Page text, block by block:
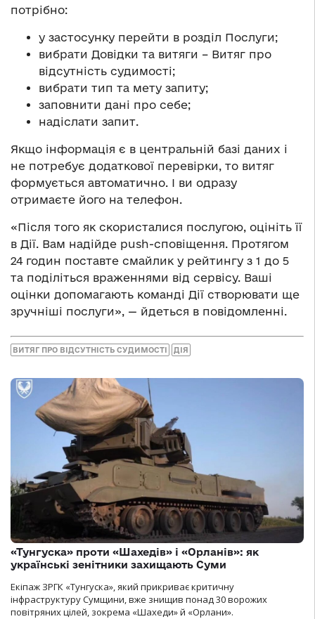
потрібно:
у застосунку перейти в розділ Послуги;
вибрати Довідки та витяги – Витяг про
відсутність судимості;
вибрати тип та мету запиту;
заповнити дані про себе;
надіслати запит.
Якщо інформація є в центральній базі даних і
не потребує додаткової перевірки, то витяг
формується автоматично. І ви одразу
отримаєте його на телефон.
«Після того як скористалися послугою, оцініть її
в Дії. Вам надійде push-сповіщення. Протягом
24 годин поставте смайлик у рейтингу з 1 до 5
та поділіться враженнями від сервісу. Ваші
оцінки допомагають команді Дії створювати ще
зручніші послуги», — йдеться в повідомленні.
ВИТЯГ ПРО ВІДСУТНІСТЬ СУДИМОСТІ ДІЯ
«Тунгуска» проти «Шахедів» і «Орланів»: як
українські зенітники захищають Суми
Екіпаж ЗРГК «Тунгуска», який прикриває критичну
інфраструктуру Сумщини, вже знищив понад 30 ворожих
повітряних цілей, зокрема «Шахеди» й «Орлани».